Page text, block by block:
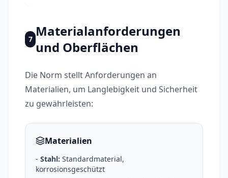
7 Materialanforderungen
und Oberflächen
Die Norm stellt Anforderungen an
Materialien, um Langlebigkeit und Sicherheit
zu gewährleisten:
Materialien
- Stahl: Standardmaterial,
korrosionsgeschützt